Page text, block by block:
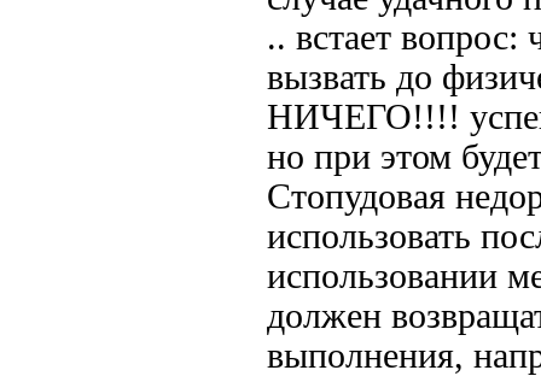
.. встает вопрос:
вызвать до
НИЧЕГО!!!!
но при этом
Стопудовая
использовать
использовании
должен
выполнения,